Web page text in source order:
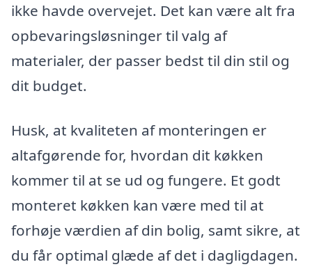
ikke havde overvejet. Det kan være alt fra
opbevaringsløsninger til valg af
materialer, der passer bedst til din stil og
dit budget.
Husk, at kvaliteten af monteringen er
altafgørende for, hvordan dit køkken
kommer til at se ud og fungere. Et godt
monteret køkken kan være med til at
forhøje værdien af din bolig, samt sikre, at
du får optimal glæde af det i dagligdagen.